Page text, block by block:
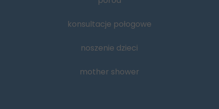
konsultacje połogowe
noszenie dzieci
mother shower